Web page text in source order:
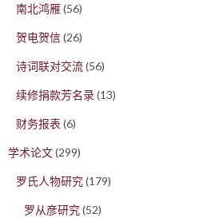
南北鸿雁(56)
贺电贺信(26)
诗词联对交流(56)
续修捐款芳名录(13)
财务报表 (6)
学术论文(299)
罗氏人物研究(179)
罗从彦研究(52)